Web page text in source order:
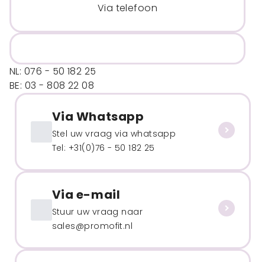
Via telefoon
NL: 076 - 50 182 25
BE: 03 - 808 22 08
Via Whatsapp
Stel uw vraag via whatsapp
Tel: +31(0)76 - 50 182 25
Via e-mail
Stuur uw vraag naar
sales@promofit.nl